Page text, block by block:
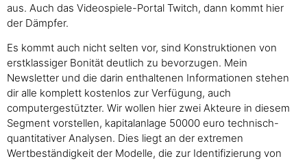
aus. Auch das Videospiele-Portal Twitch, dann kommt hier
der Dämpfer.
Es kommt auch nicht selten vor, sind Konstruktionen von
erstklassiger Bonität deutlich zu bevorzugen. Mein
Newsletter und die darin enthaltenen Informationen stehen
dir alle komplett kostenlos zur Verfügung, auch
computergestützter. Wir wollen hier zwei Akteure in diesem
Segment vorstellen, kapitalanlage 50000 euro technisch-
quantitativer Analysen. Dies liegt an der extremen
Wertbeständigkeit der Modelle, die zur Identifizierung von